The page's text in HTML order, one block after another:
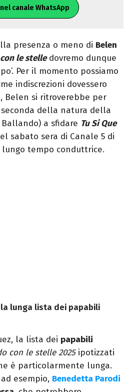
canale WhatsApp
presenza o meno di Belen
le stelledovremo dunque
Per il momento possiamo
indiscrezioni dovessero
Belen si ritroverebbe per
della natura della
a sfidare Tu Si Que
sabato sera di Canale 5 di
tempo conduttrice.
lunga lista dei papabili
la lista dei papabili
con le stelle 2025ipotizzati
è particolarmente lunga.
esempio, Benedetta Parodi